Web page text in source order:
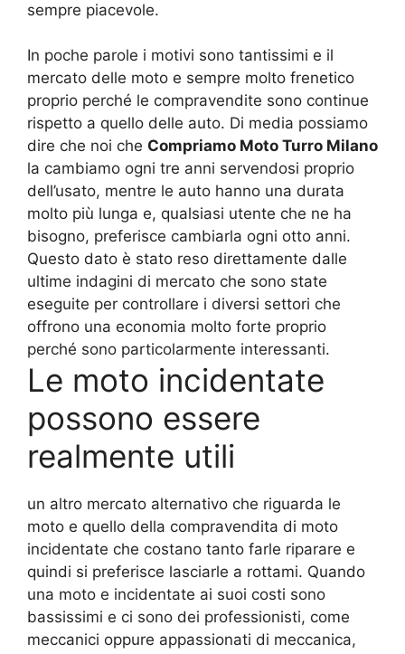
sempre piacevole.
In poche parole i motivi sono tantissimi e il
mercato delle moto e sempre molto frenetico
proprio perché le compravendite sono continue
rispetto a quello delle auto. Di media possiamo
dire che noi che Compriamo Moto Turro Milano
la cambiamo ogni tre anni servendosi proprio
dell’usato, mentre le auto hanno una durata
molto più lunga e, qualsiasi utente che ne ha
bisogno, preferisce cambiarla ogni otto anni.
Questo dato è stato reso direttamente dalle
ultime indagini di mercato che sono state
eseguite per controllare i diversi settori che
offrono una economia molto forte proprio
perché sono particolarmente interessanti.
Le moto incidentate
possono essere
realmente utili
un altro mercato alternativo che riguarda le
moto e quello della compravendita di moto
incidentate che costano tanto farle riparare e
quindi si preferisce lasciarle a rottami. Quando
una moto e incidentate ai suoi costi sono
bassissimi e ci sono dei professionisti, come
meccanici oppure appassionati di meccanica,